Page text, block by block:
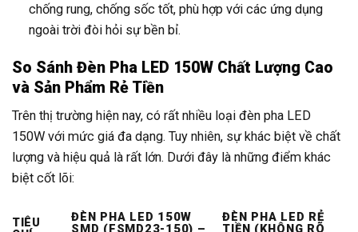
chống rung, chống sốc tốt, phù hợp với các ứng dụng
ngoài trời đòi hỏi sự bền bỉ.
So Sánh Đèn Pha LED 150W Chất Lượng Cao
và Sản Phẩm Rẻ Tiền
Trên thị trường hiện nay, có rất nhiều loại đèn pha LED
150W với mức giá đa dạng. Tuy nhiên, sự khác biệt về chất
lượng và hiệu quả là rất lớn. Dưới đây là những điểm khác
biệt cốt lõi:
TIÊU
ĐÈN PHA LED 150W
SMD (FSMD23-150) –
ĐÈN PHA LED RẺ
TIỀN (KHÔNG RÕ